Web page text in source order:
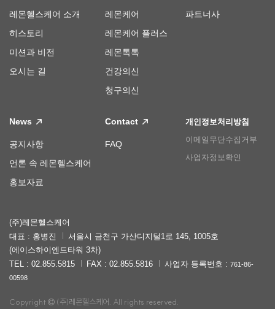
레몬헬스케어 소개
히스토리
미션과 비전
오시는 길
레몬케어
레몬케어 플러스
레몬톡톡
건강의신
청구의신
파트너사
News
공지사항
언론 속 레몬헬스케어
홍보자료
Contact
FAQ
개인정보처리방침
이메일무단수집거부
사업자정보확인
(주)레몬헬스케어
대표 : 홍병진
서울시 금천구 가산디지털1로 145, 1005호
(에이스하이엔드타워 3차)
TEL : 02.855.5815
FAX : 02.855.5816 사업자 등록번호 : 761-86-
00598
Copyright (주)레몬헬스케어. All rights reserved.